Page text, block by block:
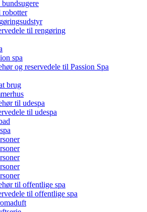
bundsugere
robotter
til rengøring
spa
og reservedele til Passion Spa
brug
til udespa
til udespa
til offentlige spa
til offentlige spa